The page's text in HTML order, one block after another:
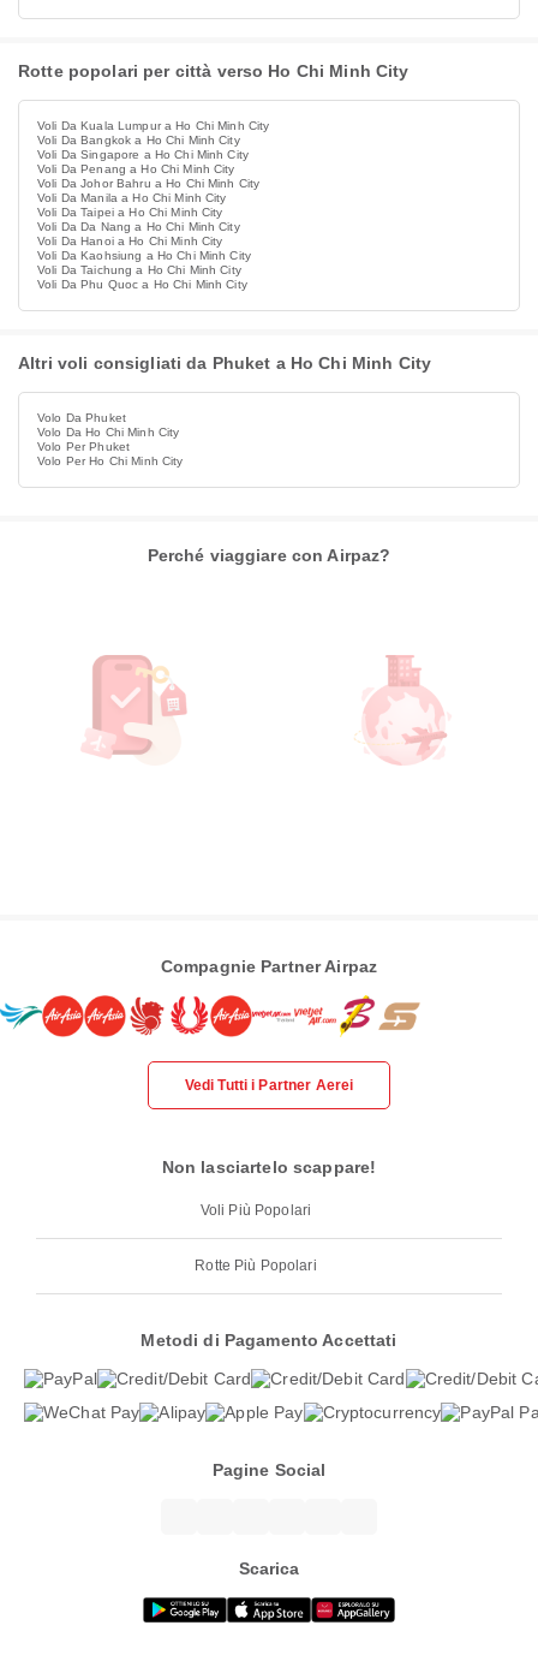
Rotte popolari per città verso Ho Chi Minh City
Voli Da Kuala Lumpur a Ho Chi Minh City
Voli Da Bangkok a Ho Chi Minh City
Voli Da Singapore a Ho Chi Minh City
Voli Da Penang a Ho Chi Minh City
Voli Da Johor Bahru a Ho Chi Minh City
Voli Da Manila a Ho Chi Minh City
Voli Da Taipei a Ho Chi Minh City
Voli Da Da Nang a Ho Chi Minh City
Voli Da Hanoi a Ho Chi Minh City
Voli Da Kaohsiung a Ho Chi Minh City
Voli Da Taichung a Ho Chi Minh City
Voli Da Phu Quoc a Ho Chi Minh City
Altri voli consigliati da Phuket a Ho Chi Minh City
Volo Da Phuket
Volo Da Ho Chi Minh City
Volo Per Phuket
Volo Per Ho Chi Minh City
Perché viaggiare con Airpaz?
Compagnie Partner Airpaz
Vedi Tutti i Partner Aerei
Non lasciartelo scappare!
Voli Più Popolari
Rotte Più Popolari
Metodi di Pagamento Accettati
Pagine Social
Scarica